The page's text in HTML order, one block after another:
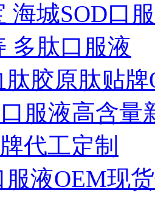
海城SOD口
多肽口服液
肽胶原肽贴
服液高含
代工定制
液OEM现